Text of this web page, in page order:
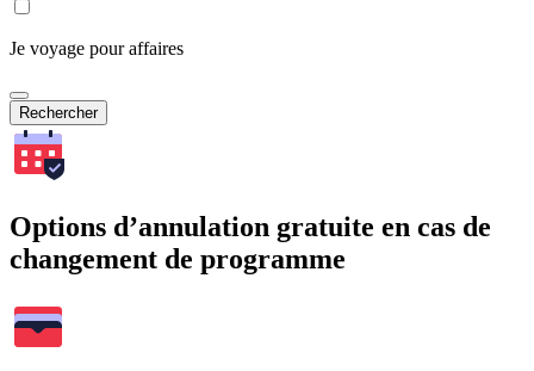
Je voyage pour affaires
Rechercher
Options d’annulation gratuite en cas de
changement de programme